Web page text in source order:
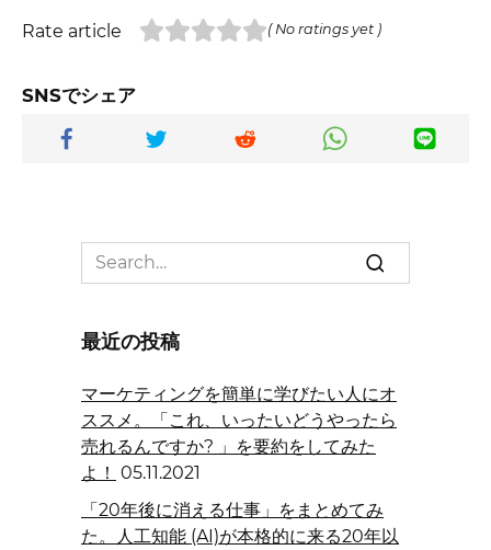
Rate article ( No ratings yet )
SNSでシェア
Search
for:
最近の投稿
マーケティングを簡単に学びたい人にオ
ススメ。「これ、いったいどうやったら
売れるんですか? 」を要約をしてみた
よ！ 05.11.2021
「20年後に消える仕事」をまとめてみ
た。人工知能 (AI)が本格的に来る20年以